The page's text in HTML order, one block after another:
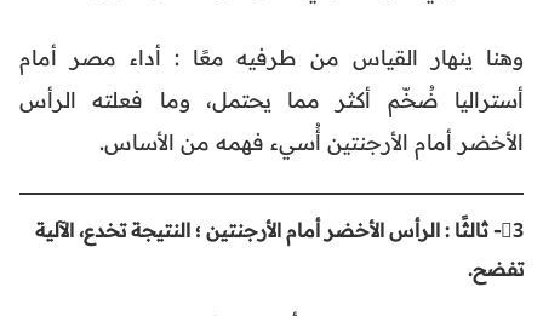
وهنا ينهار القياس من طرفيه معًا : أداء مصر أمام
أستراليا ضُخّم أكثر مما يحتمل، وما فعلته الرأس
الأخضر أمام الأرجنتين أُسيء فهمه من الأساس.
3⃣- ثالثًا : الرأس الأخضر أمام الأرجنتين ؛ النتيجة تخدع، الآلية
تفضح.